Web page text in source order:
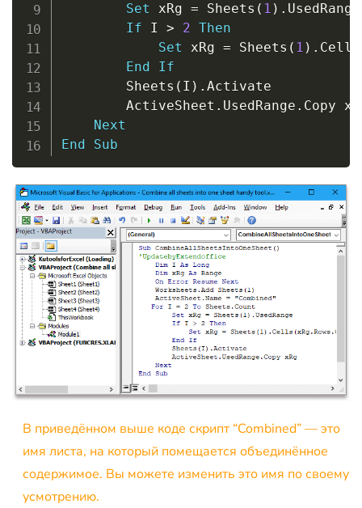
Set xRg = Sheets ( 1 ) . UsedRange
If I > 2 Then
Set xRg = Sheets ( 1 ) . Cells
End
If
        Sheets
( I ) . Activate
        ActiveSheet
. UsedRange . Copy
Next
End
Sub
В приведённом выше коде скрипт “Combined” — это
имя листа, на который помещается объединённое
содержимое. Вы можете изменить это имя по своему
усмотрению.